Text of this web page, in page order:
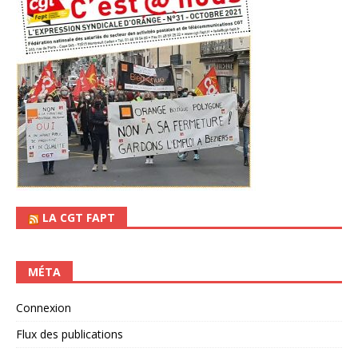
LA CGT FAPT
MÉTA
Connexion
Flux des publications